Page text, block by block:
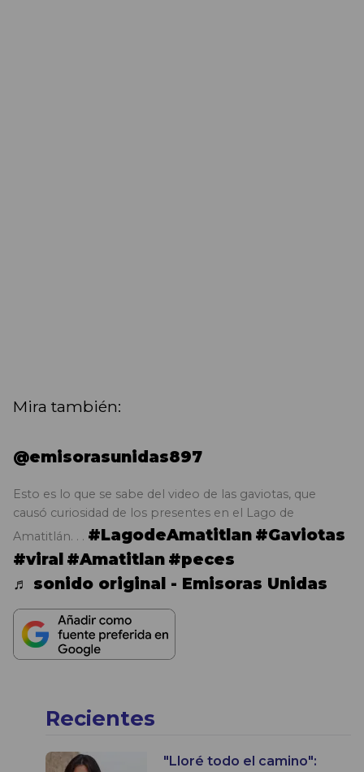
Mira también:
@emisorasunidas897
Esto es lo que se sabe del video de las gaviotas, que
causó curiosidad de los presentes en el Lago de
Amatitlán. . . #LagodeAmatitlan #Gaviotas
#viral #Amatitlan #peces
♬ sonido original - Emisoras Unidas
Recientes
"Lloré todo el camino":